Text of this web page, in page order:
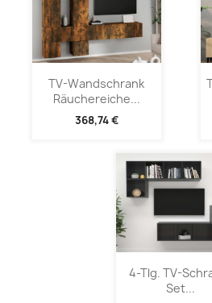
TV-Wandschrank
Räuchereiche...
368,74 €
4-Tlg. TV-
Set...